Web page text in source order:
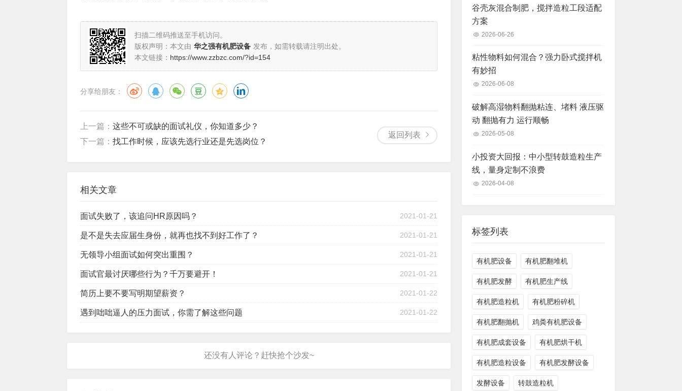
扫描二维码推送至手机访问。
版权声明：本文由 华之强有机肥设备 发布，如需转载请注明出处。
本文链接： https://www.zzbzc.com/?id=154
分享给朋友：
返回列表
上一篇： 这些不可或缺的面试礼仪，你知道多少？
下一篇： 找工作时候，应该先选行业还是先选岗位？
相关文章
面试失败了，该追问HR原因吗？ 2021-01-21
是不是失去应届生身份，就再也找不到好工作了？ 2021-01-21
无领导小组面试如何突出重围？ 2021-01-21
面试官最讨厌哪些行为？千万要避开！ 2021-01-21
简历上要不要写明期望薪资？ 2021-01-22
遇到咄咄逼人的压力面试，你需了解这些问题 2021-01-22
谷壳灰混合制肥，搅拌造粒工段适配
方案
2026-06-26
粘性物料如何混合？强力卧式搅拌机
有妙招
2026-06-08
破解高湿物料翻抛粘连、堵料 液压驱
动 翻抛有力 运行顺畅
2026-05-08
小投资大回报：中小型转鼓造粒生产
线，量身定制不浪费
2026-04-08
标签列表
有机肥设备 有机肥翻堆机
有机肥发酵 有机肥生产线
有机肥造粒机 有机肥粉碎机
有机肥翻抛机 鸡粪有机肥设备
有机肥成套设备 有机肥烘干机
有机肥造粒设备 有机肥发酵设备
发酵设备 转鼓造粒机